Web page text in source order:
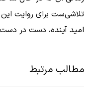
تلاشی‌ست برای روایت
امید آینده، دست در
مطالب مرتبط